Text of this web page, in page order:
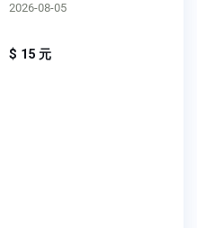
2026-08-05
$ 15 元